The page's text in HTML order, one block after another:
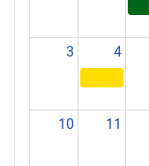
3 4
10 11